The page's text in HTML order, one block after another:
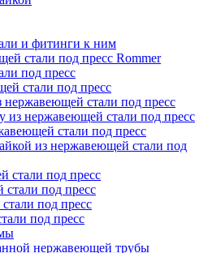
и фитинги к ним
стали под пресс Rommer
под пресс
стали под пресс
стали под пресс
из нержавеющей стали под пресс
стали под пресс
из нержавеющей стали под
стали под пресс
под пресс
под пресс
под пресс
нержавеющей трубы